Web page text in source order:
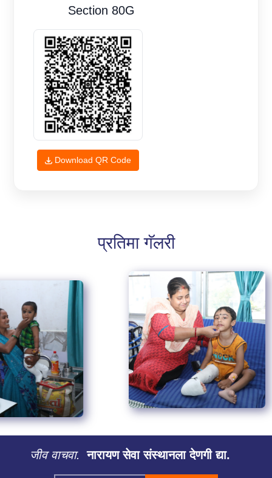
Section 80G
Download QR Code
प्रतिमा गॅलरी
जीव वाचवा. नारायण सेवा संस्थानला देणगी द्या.